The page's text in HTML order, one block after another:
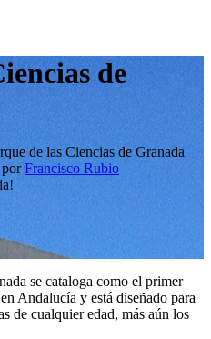
de
de las Ciencias de Granada
porFrancisco Rubio
se cataloga como el primer
en Andalucía y está diseñado para
de cualquier edad, más aún los